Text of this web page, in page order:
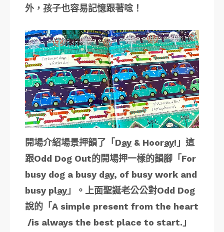
外，孩子也容易記憶跟著唸！
開場介紹場景押韻了「Day & Hooray!」這
跟Odd Dog Out的開場押一樣的韻腳「For
busy dog a busy day, of busy work and
busy play 」。上面聖誕老公公對Odd Dog
說的「A simple present from the heart
/is always the best place to start.」